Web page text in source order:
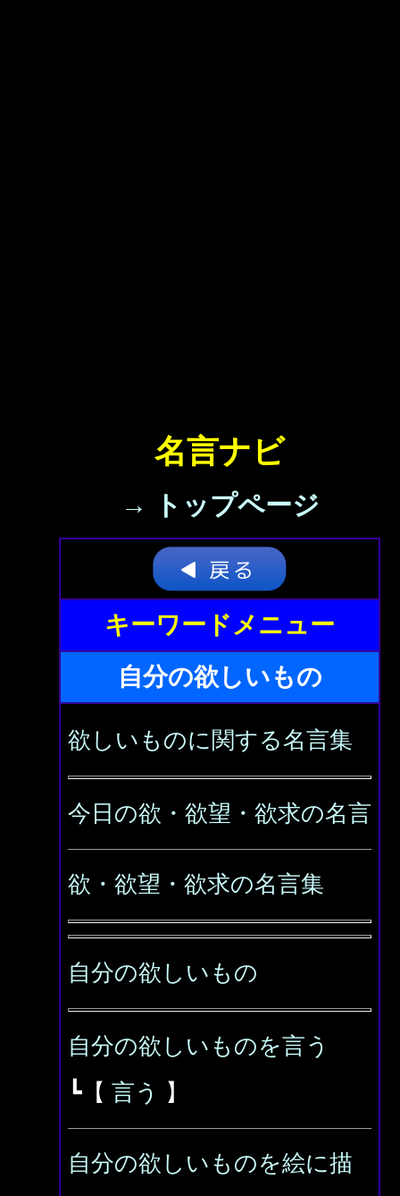
名言ナビ
→ トップページ
キーワードメニュー
自分の欲しいもの
欲しいものに関する名言集
今日の欲・欲望・欲求の名言
欲・欲望・欲求の名言集
自分の欲しいもの
自分の欲しいものを言う
┗【 言う 】
自分の欲しいものを絵に描